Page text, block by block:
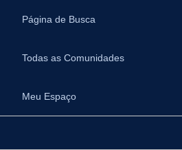
Página de Busca
Todas as Comunidades
Meu Espaço